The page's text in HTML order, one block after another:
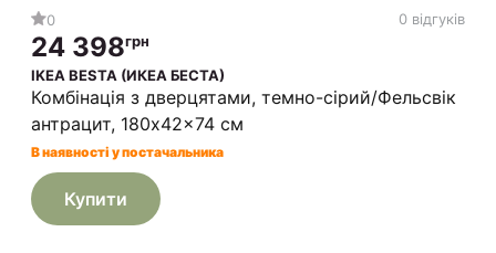
0 0 відгуків
24 398грн
IKEA BESTA (ИКЕА БЕСТА)
Комбінація з дверцятами, темно-сірий/Фельсвік
антрацит, 180x42x74 см
В наявності у постачальника
Купити